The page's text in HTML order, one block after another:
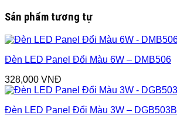
Sản phẩm tương tự
Đèn LED Panel Đổi Màu 6W – DMB506
328,000 VNĐ
Đèn LED Panel Đổi Màu 3W – DGB503B